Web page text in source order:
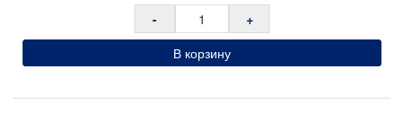
-
+
В корзину